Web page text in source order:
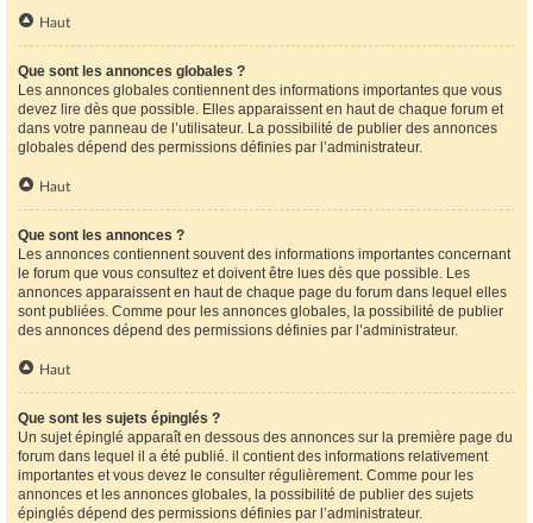
Haut
Que sont les annonces globales ?
Les annonces globales contiennent des informations importantes que vous
devez lire dès que possible. Elles apparaissent en haut de chaque forum et
dans votre panneau de l’utilisateur. La possibilité de publier des annonces
globales dépend des permissions définies par l’administrateur.
Haut
Que sont les annonces ?
Les annonces contiennent souvent des informations importantes concernant
le forum que vous consultez et doivent être lues dès que possible. Les
annonces apparaissent en haut de chaque page du forum dans lequel elles
sont publiées. Comme pour les annonces globales, la possibilité de publier
des annonces dépend des permissions définies par l’administrateur.
Haut
Que sont les sujets épinglés ?
Un sujet épinglé apparaît en dessous des annonces sur la première page du
forum dans lequel il a été publié. il contient des informations relativement
importantes et vous devez le consulter régulièrement. Comme pour les
annonces et les annonces globales, la possibilité de publier des sujets
épinglés dépend des permissions définies par l’administrateur.